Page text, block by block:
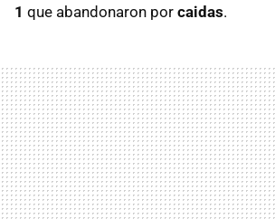
1 que abandonaron por caidas.